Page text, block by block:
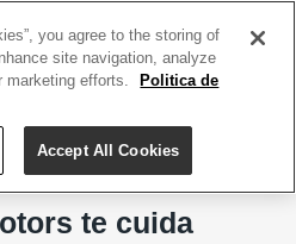
te cuida
you agree to the storing of
site navigation, analyze
marketing efforts.
Politica de
Accept All Cookies